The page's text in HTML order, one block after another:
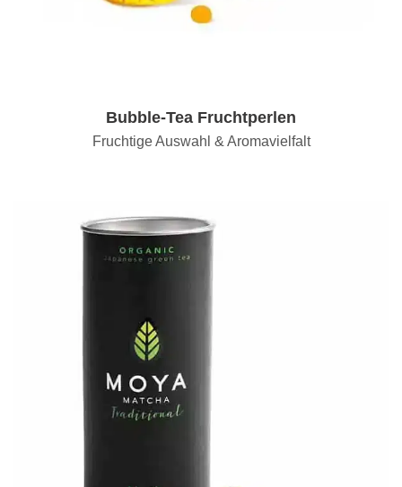
Bubble-Tea Fruchtperlen
Fruchtige Auswahl & Aromavielfalt